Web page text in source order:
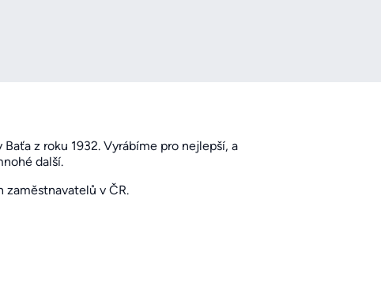
z roku 1932. Vyrábíme pro nejlepší, a
další.
v ČR.